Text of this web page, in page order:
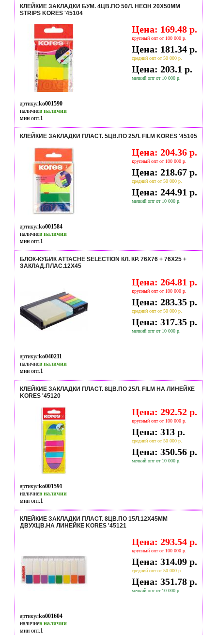
КЛЕЙКИЕ ЗАКЛАДКИ БУМ. 4ЦВ.ПО 50Л. НЕОН 20Х50ММ
STRIPS KORES '45104
Цена: 169.48 р.
крупный опт от 100 000 р.
Цена: 181.34 р.
средний опт от 50 000 р.
Цена: 203.1 р.
мелкий опт от 10 000 р.
артикулko001590
наличиев наличии
мин опт.1
КЛЕЙКИЕ ЗАКЛАДКИ ПЛАСТ. 5ЦВ.ПО 25Л. FILM KORES '45105
Цена: 204.36 р.
крупный опт от 100 000 р.
Цена: 218.67 р.
средний опт от 50 000 р.
Цена: 244.91 р.
мелкий опт от 10 000 р.
артикулko001584
наличиев наличии
мин опт.1
БЛОК-КУБИК ATTACHE SELECTION КЛ. КР. 76Х76 + 76Х25 +
ЗАКЛАД.ПЛАС.12Х45
Цена: 264.81 р.
крупный опт от 100 000 р.
Цена: 283.35 р.
средний опт от 50 000 р.
Цена: 317.35 р.
мелкий опт от 10 000 р.
артикулko040211
наличиев наличии
мин опт.1
КЛЕЙКИЕ ЗАКЛАДКИ ПЛАСТ. 8ЦВ.ПО 25Л. FILM НА ЛИНЕЙКЕ
KORES '45120
Цена: 292.52 р.
крупный опт от 100 000 р.
Цена: 313 р.
средний опт от 50 000 р.
Цена: 350.56 р.
мелкий опт от 10 000 р.
артикулko001591
наличиев наличии
мин опт.1
КЛЕЙКИЕ ЗАКЛАДКИ ПЛАСТ. 8ЦВ.ПО 15Л.12Х45ММ
ДВУХЦВ.НА ЛИНЕЙКЕ KORES '45121
Цена: 293.54 р.
крупный опт от 100 000 р.
Цена: 314.09 р.
средний опт от 50 000 р.
Цена: 351.78 р.
мелкий опт от 10 000 р.
артикулko001604
наличиев наличии
мин опт.1